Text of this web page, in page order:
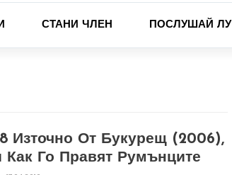
СТАНИ ЧЛЕН ПОСЛУШАЙ ЛУ
Източно От Букурещ (2006),
Как Го Правят Румънците